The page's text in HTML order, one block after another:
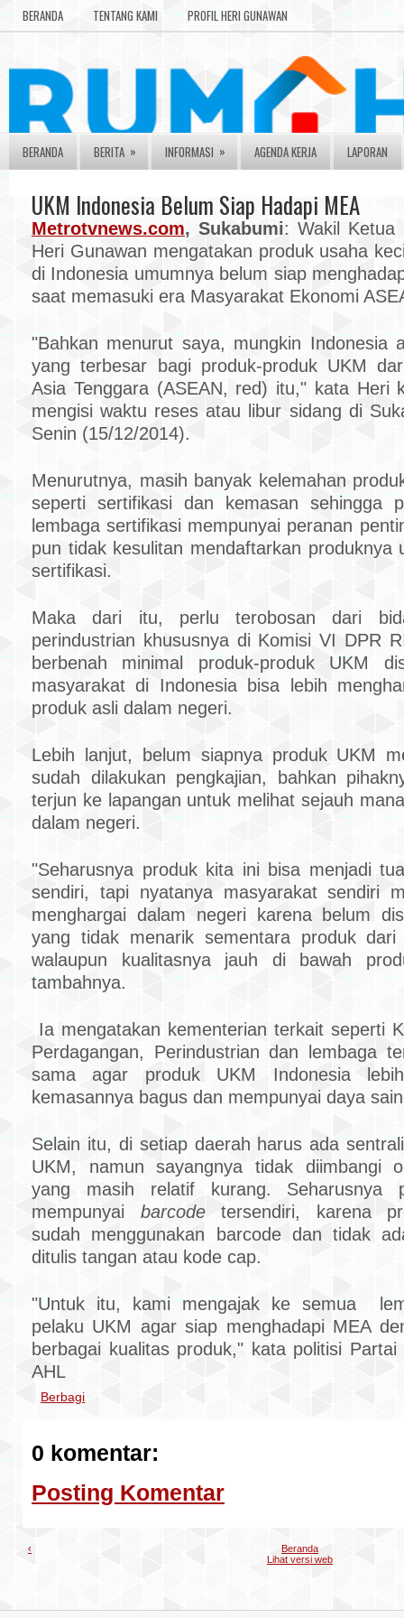
BERANDA TENTANG KAMI PROFIL HERI GUNAWAN
BERANDA BERITA » INFORMASI » AGENDA KERJA LAPORAN
UKM Indonesia Belum Siap Hadapi MEA
Metrotvnews.com, Sukabumi: Wakil Ketua
Heri Gunawan mengatakan produk usaha
di Indonesia umumnya belum siap
saat memasuki era Masyarakat Ekonomi
"Bahkan menurut saya, mungkin Indonesia
yang terbesar bagi produk-produk UKM
Asia Tenggara (ASEAN, red) itu," kata Heri
mengisi waktu reses atau libur sidang di
Senin (15/12/2014).
Menurutnya, masih banyak kelemahan
seperti sertifikasi dan kemasan sehingga
lembaga sertifikasi mempunyai peranan
pun tidak kesulitan mendaftarkan produknya
sertifikasi.
Maka dari itu, perlu terobosan dari
perindustrian khususnya di Komisi VI DPR
berbenah minimal produk-produk UKM
masyarakat di Indonesia bisa lebih
produk asli dalam negeri.
Lebih lanjut, belum siapnya produk UKM
sudah dilakukan pengkajian, bahkan
terjun ke lapangan untuk melihat sejauh
dalam negeri.
"Seharusnya produk kita ini bisa menjadi
sendiri, tapi nyatanya masyarakat sendiri
menghargai dalam negeri karena belum
yang tidak menarik sementara produk
walaupun kualitasnya jauh di bawah
tambahnya.
Ia mengatakan kementerian terkait seperti
Perdagangan, Perindustrian dan lembaga
sama agar produk UKM Indonesia
kemasannya bagus dan mempunyai daya
Selain itu, di setiap daerah harus ada
UKM, namun sayangnya tidak diimbangi
yang masih relatif kurang. Seharusnya
mempunyai barcodetersendiri, karena
sudah menggunakan barcode dan tidak
ditulis tangan atau kode cap.
"Untuk itu, kami mengajak ke semua
pelaku UKM agar siap menghadapi MEA
berbagai kualitas produk," kata politisi
AHL
Berbagi
0 komentar:
Posting Komentar
‹
Beranda
Lihat versi web